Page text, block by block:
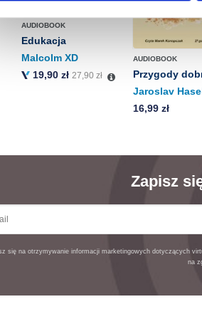
przysługujących Ci uprawnieniach,
AUDIOBOOK
Edukacja
Malcolm XD
19,90 zł 27,90 zł
AUDIOBOOK
Jaroslav
16,99 zł
Zapisz
się na otrzymywanie informacji marketingowych dotyczących
na